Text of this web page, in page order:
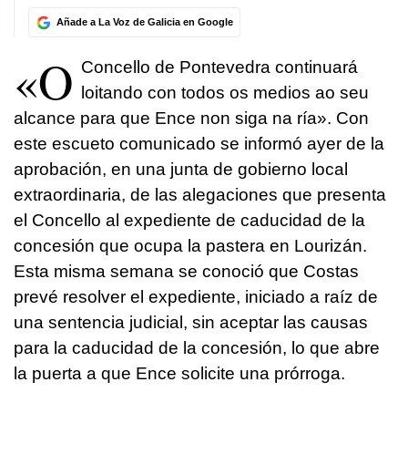
Añade a La Voz de Galicia en Google
«O Concello de Pontevedra continuará
loitando con todos os medios ao seu
alcance para que Ence non siga na ría». Con
este escueto comunicado se informó ayer de la
aprobación, en una junta de gobierno local
extraordinaria, de las alegaciones que presenta
el Concello al expediente de caducidad de la
concesión que ocupa la pastera en Lourizán.
Esta misma semana se conoció que Costas
prevé resolver el expediente, iniciado a raíz de
una sentencia judicial, sin aceptar las causas
para la caducidad de la concesión, lo que abre
la puerta a que Ence solicite una prórroga.